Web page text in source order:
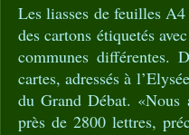
Les liasses de feuilles
des cartons étiquetés
communes différentes.
cartes, adressés à
du Grand Débat. «Nous
près de 2800 lettres,